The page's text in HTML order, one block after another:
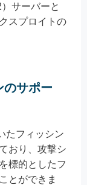
サーバーと
スプロイトの
のサポー
たフィッシン
おり、攻撃シ
標的としたフ
とができま